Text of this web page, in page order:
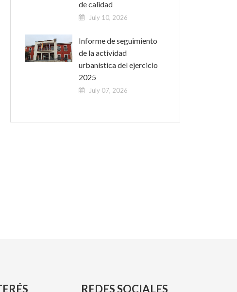
de calidad
July 10, 2026
Informe de seguimiento
de la actividad
urbanística del ejercicio
2025
July 07, 2026
REDES SOCIALES